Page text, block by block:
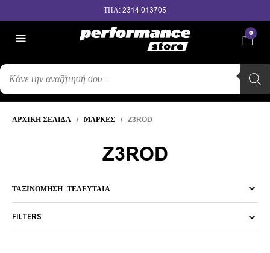
ΤΗΛ: 2314 013705
0
ΑΝΑΖΉΤΗΣΗ
ΠΡΟΪΌΝΤΩΝ
ΑΡΧΙΚΉ ΣΕΛΊΔΑ / ΜΆΡΚΕΣ / Z3ROD
Z3ROD
FILTERS